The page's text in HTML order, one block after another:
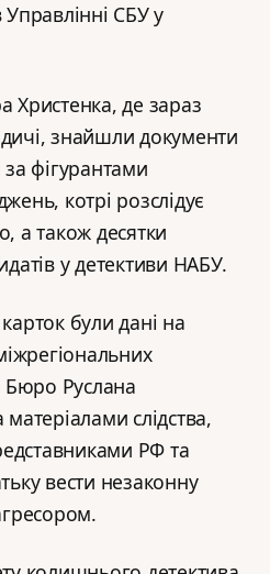
Управлінні СБУ у
де зараз
знайшли документи
фігурантами
котрі розслідує
а також десятки
у детективи НАБУ.
були дані на
Бюро Руслана
слідства,
РФ та
вести незаконну